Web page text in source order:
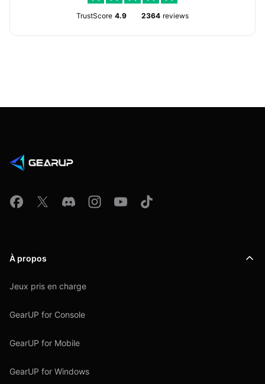
TrustScore 4.9 2364 reviews
À propos
Jeux pris en charge
GearUP for Console
GearUP for Mobile
GearUP for Windows